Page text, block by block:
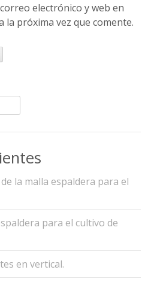
electrónico y web en
la próxima vez que comente.
la malla espaldera para el
para el cultivo de
en vertical.